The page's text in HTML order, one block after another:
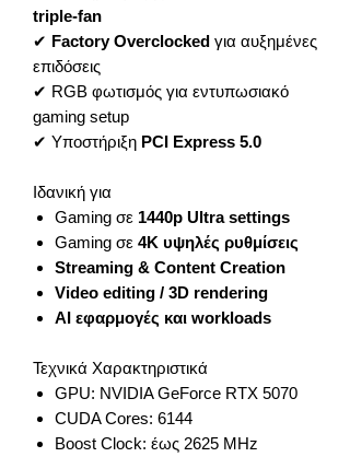
triple-fan
✔ Factory Overclocked για αυξημένες
επιδόσεις
✔ RGB φωτισμός για εντυπωσιακό
gaming setup
✔ Υποστήριξη PCI Express 5.0
Ιδανική για
Gaming σε 1440p Ultra settings
Gaming σε 4K υψηλές ρυθμίσεις
Streaming & Content Creation
Video editing / 3D rendering
AI εφαρμογές και workloads
Τεχνικά Χαρακτηριστικά
GPU: NVIDIA GeForce RTX 5070
CUDA Cores: 6144
Boost Clock: έως 2625 MHz